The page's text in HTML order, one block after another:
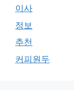
이사
정보
추천
커피원두